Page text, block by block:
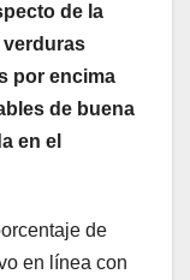
de la
verduras
por encima
de buena
en el
de
en línea con